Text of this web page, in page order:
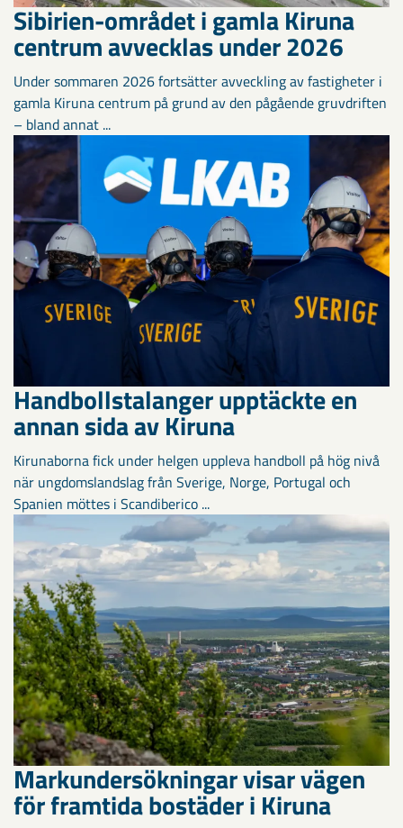
Sibirien-området i gamla Kiruna
centrum avvecklas under 2026
Under sommaren 2026 fortsätter avveckling av fastigheter i
gamla Kiruna centrum på grund av den pågående gruvdriften
– bland annat ...
Handbollstalanger upptäckte en
annan sida av Kiruna
Kirunaborna fick under helgen uppleva handboll på hög nivå
när ungdomslandslag från Sverige, Norge, Portugal och
Spanien möttes i Scandiberico ...
Markundersökningar visar vägen
för framtida bostäder i Kiruna